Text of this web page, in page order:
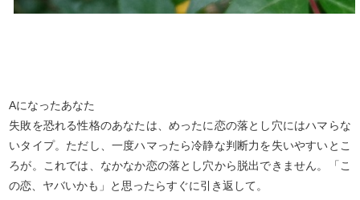
Aになったあなた
失敗を恐れる性格のあなたは、めったに恋の落とし穴にはハマらな
いタイプ。ただし、一度ハマったら冷静な判断力を失いやすいとこ
ろが。これでは、なかなか恋の落とし穴から脱出できません。「こ
の恋、ヤバいかも」と思ったらすぐに引き返して。